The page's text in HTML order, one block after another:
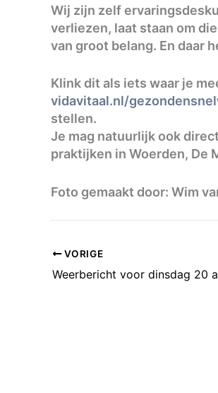
Wij zijn zelf
verliezen, laat staan om
van groot belang. En daar
Klink dit als iets waar je
vidavitaal.nl/
stellen.
Je mag natuurlijk ook
praktijken in Woerden, De
Foto gemaakt door: Wim
VORIGE